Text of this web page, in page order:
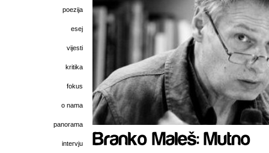
poezija
esej
vijesti
kritika
fokus
o nama
panorama
intervju